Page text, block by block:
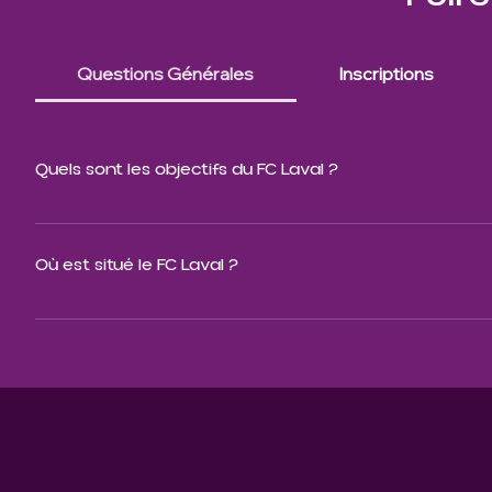
Questions Générales Inscriptions
Quels sont les objectifs du FC Laval ?
Le FC Laval vise à développer les talents locaux, à
Où est situé le FC Laval ?
Le club est situé à Laval, Québec, Canada.